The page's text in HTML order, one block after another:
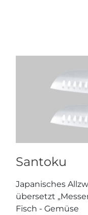
Santoku
Japanisches
übersetzt
Fisch - Gemüse